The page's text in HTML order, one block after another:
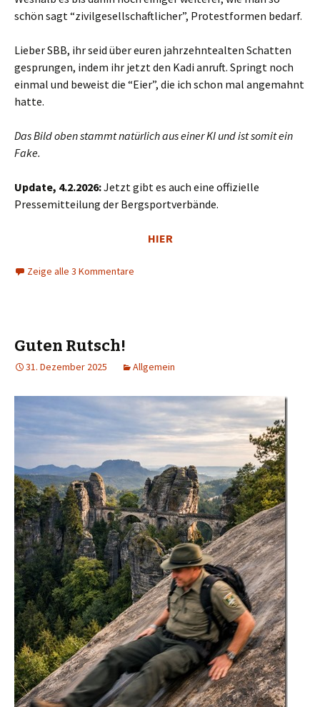
schön sagt “zivilgesellschaftlicher”, Protestformen bedarf.
Lieber SBB, ihr seid über euren jahrzehntealten Schatten
gesprungen, indem ihr jetzt den Kadi anruft. Springt noch
einmal und beweist die “Eier”, die ich schon mal angemahnt
hatte.
Das Bild oben stammt natürlich aus einer KI und ist somit ein
Fake.
Update, 4.2.2026:Jetzt gibt es auch eine offizielle
Pressemitteilung der Bergsportverbände.
HIER
Zeige alle 3 Kommentare
Guten Rutsch!
31. Dezember 2025 Allgemein